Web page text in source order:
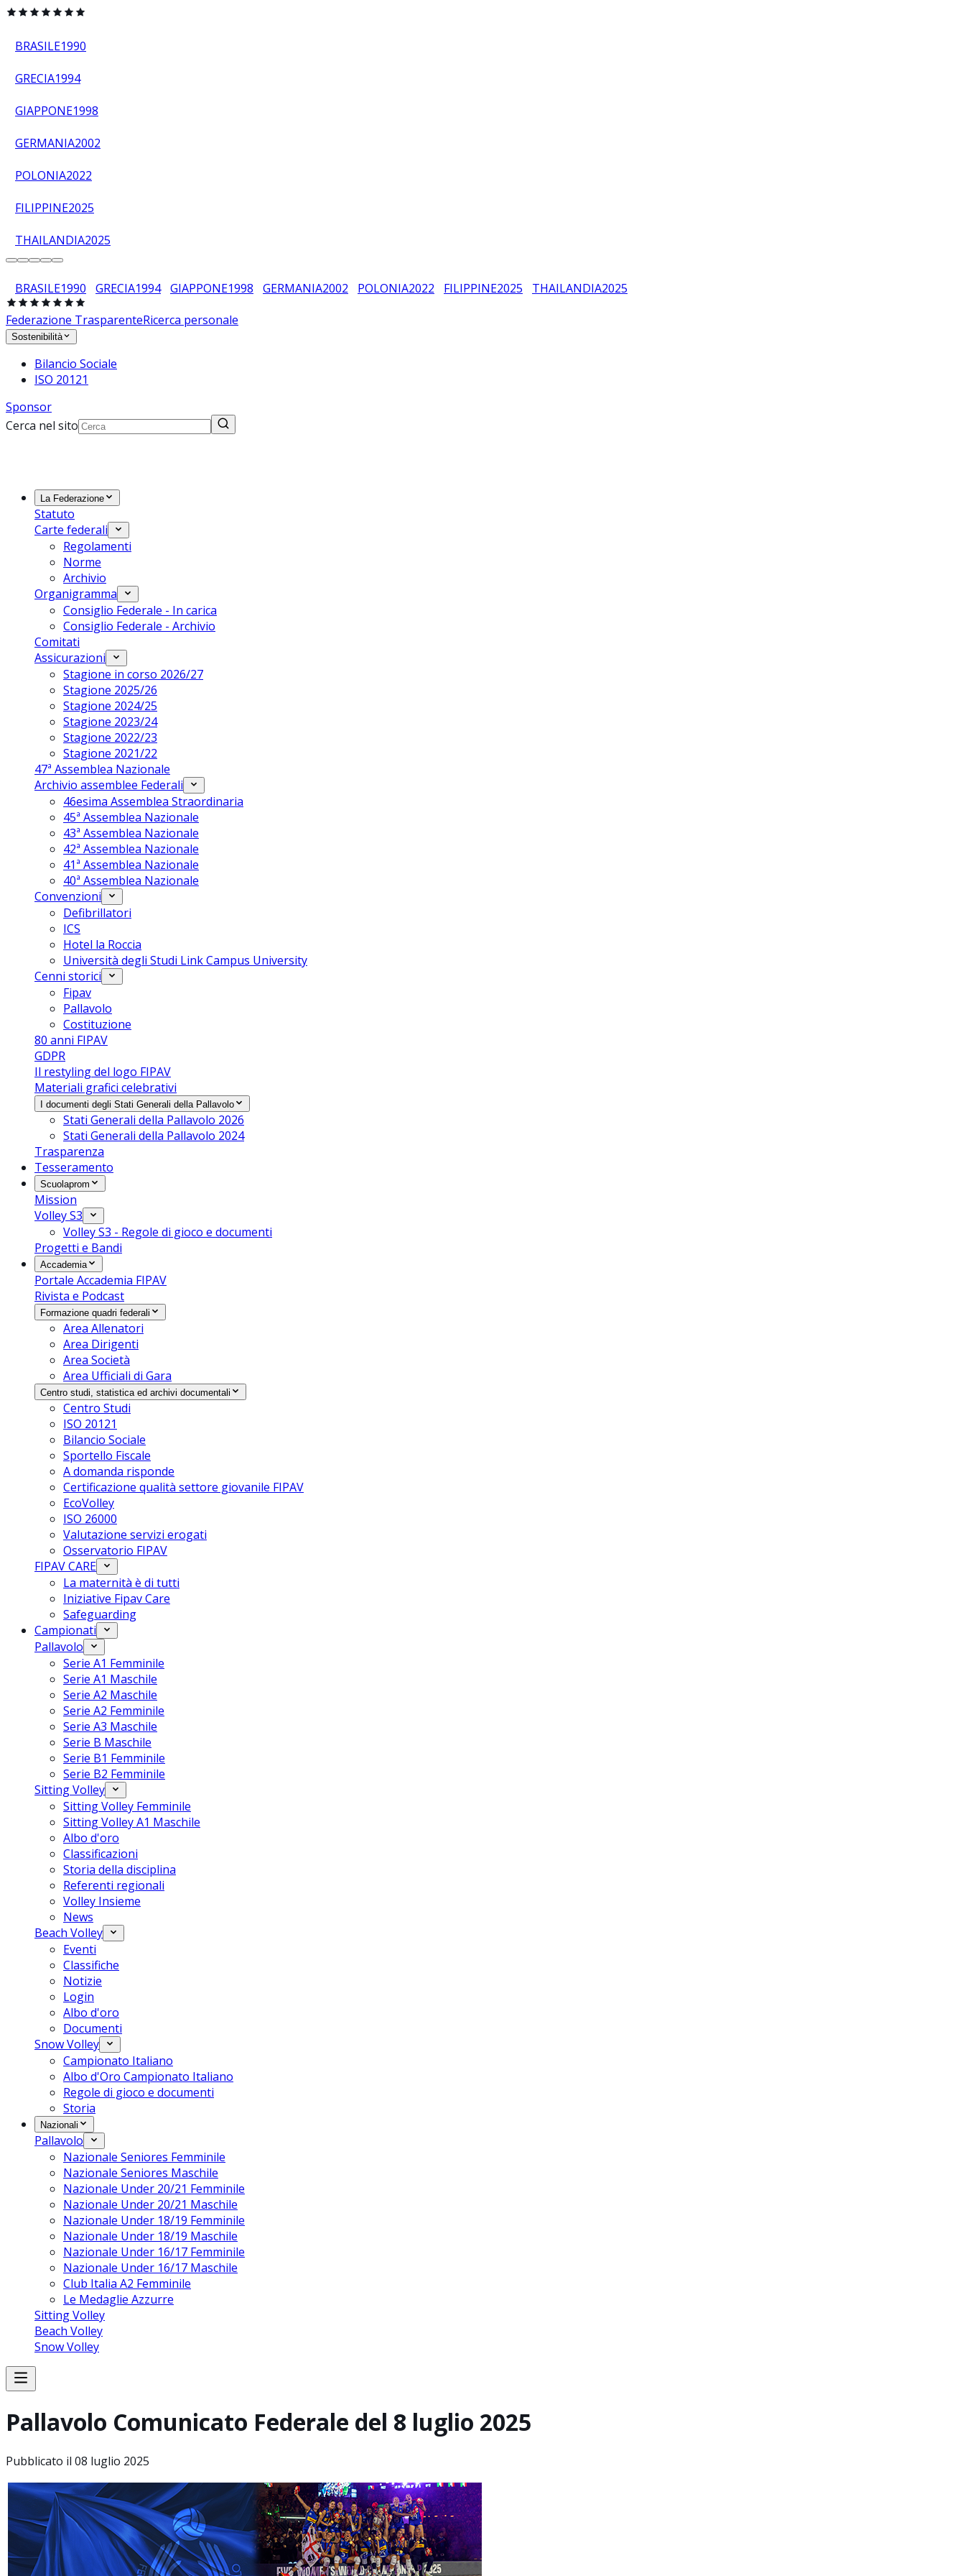
BRASILE1990
GRECIA1994
GIAPPONE1998
GERMANIA2002
POLONIA2022
FILIPPINE2025
THAILANDIA2025
BRASILE1990 GRECIA1994 GIAPPONE1998 GERMANIA2002 POLONIA2022 FILIPPINE2025 THAILANDIA2025
Federazione TrasparenteRicerca personale
Sostenibilità
Bilancio Sociale
ISO 20121
Sponsor
Cerca nel sito
La Federazione
Statuto
Carte federali
Regolamenti
Norme
Archivio
Organigramma
Consiglio Federale - In carica
Consiglio Federale - Archivio
Comitati
Assicurazioni
Stagione in corso 2026/27
Stagione 2025/26
Stagione 2024/25
Stagione 2023/24
Stagione 2022/23
Stagione 2021/22
47ª Assemblea Nazionale
Archivio assemblee Federali
46esima Assemblea Straordinaria
45ª Assemblea Nazionale
43ª Assemblea Nazionale
42ª Assemblea Nazionale
41ª Assemblea Nazionale
40ª Assemblea Nazionale
Convenzioni
Defibrillatori
ICS
Hotel la Roccia
Università degli Studi Link Campus University
Cenni storici
Fipav
Pallavolo
Costituzione
80 anni FIPAV
GDPR
Il restyling del logo FIPAV
Materiali grafici celebrativi
I documenti degli Stati Generali della Pallavolo
Stati Generali della Pallavolo 2026
Stati Generali della Pallavolo 2024
Trasparenza
Tesseramento
Scuolaprom
Mission
Volley S3
Volley S3 - Regole di gioco e documenti
Progetti e Bandi
Accademia
Portale Accademia FIPAV
Rivista e Podcast
Formazione quadri federali
Area Allenatori
Area Dirigenti
Area Società
Area Ufficiali di Gara
Centro studi, statistica ed archivi documentali
Centro Studi
ISO 20121
Bilancio Sociale
Sportello Fiscale
A domanda risponde
Certificazione qualità settore giovanile FIPAV
EcoVolley
ISO 26000
Valutazione servizi erogati
Osservatorio FIPAV
FIPAV CARE
La maternità è di tutti
Iniziative Fipav Care
Safeguarding
Campionati
Pallavolo
Serie A1 Femminile
Serie A1 Maschile
Serie A2 Maschile
Serie A2 Femminile
Serie A3 Maschile
Serie B Maschile
Serie B1 Femminile
Serie B2 Femminile
Sitting Volley
Sitting Volley Femminile
Sitting Volley A1 Maschile
Albo d'oro
Classificazioni
Storia della disciplina
Referenti regionali
Volley Insieme
News
Beach Volley
Eventi
Classifiche
Notizie
Login
Albo d'oro
Documenti
Snow Volley
Campionato Italiano
Albo d'Oro Campionato Italiano
Regole di gioco e documenti
Storia
Nazionali
Pallavolo
Nazionale Seniores Femminile
Nazionale Seniores Maschile
Nazionale Under 20/21 Femminile
Nazionale Under 20/21 Maschile
Nazionale Under 18/19 Femminile
Nazionale Under 18/19 Maschile
Nazionale Under 16/17 Femminile
Nazionale Under 16/17 Maschile
Club Italia A2 Femminile
Le Medaglie Azzurre
Sitting Volley
Beach Volley
Snow Volley
Pallavolo Comunicato Federale del 8 luglio 2025
Pubblicato il 08 luglio 2025